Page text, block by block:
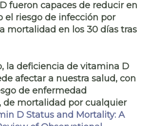
fueron capaces de reducir en
el riesgo de infección por
mortalidad en los 30 días tras
la deficiencia de vitamina D
afectar a nuestra salud, con
de enfermedad
, de mortalidad por cualquier
D Status and Mortality: A